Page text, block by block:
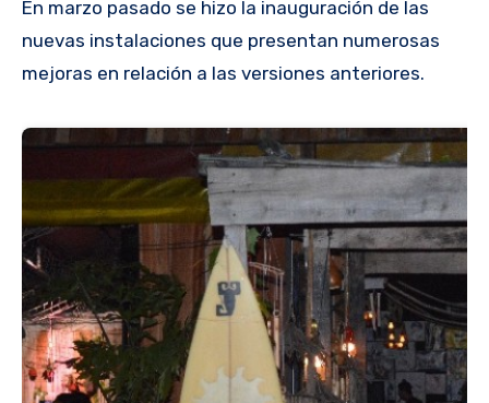
En marzo pasado se hizo la inauguración de las
nuevas instalaciones que presentan numerosas
mejoras en relación a las versiones anteriores.